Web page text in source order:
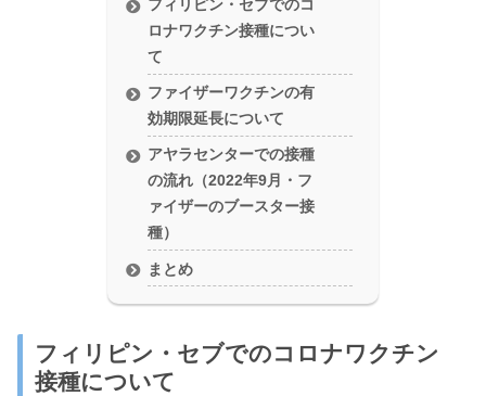
フィリピン・セブでのコ
ロナワクチン接種につい
て
ファイザーワクチンの有
効期限延長について
アヤラセンターでの接種
の流れ（2022年9月・フ
ァイザーのブースター接
種）
まとめ
フィリピン・セブでのコロナワクチン
接種について